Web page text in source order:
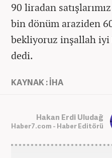
90 liradan
bin dönüm araziden
bekliyoruz inşallah
dedi.
KAYNAK : İHA
Hakan Erdi Uludağ
Haber7.com - Haber Editörü